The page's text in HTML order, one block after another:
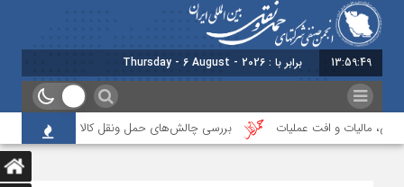
13:59:49 برابر با : Thursday - 6 August - 2026
مالیات و افت عملیات بررسی چالش‌های حمل ونقل کالا حوزه‌های ریلی،